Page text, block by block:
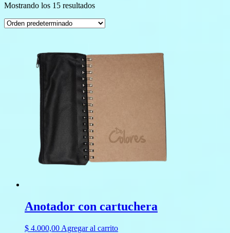
Mostrando los 15 resultados
Anotador con cartuchera
$ 4.000,00 Agregar al carrito